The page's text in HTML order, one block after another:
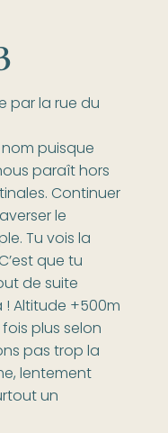
par la rue du
puisque
paraît hors
Continuer
le
Tu vois la
que tu
de suite
Altitude +500m
plus selon
pas trop la
lentement
un